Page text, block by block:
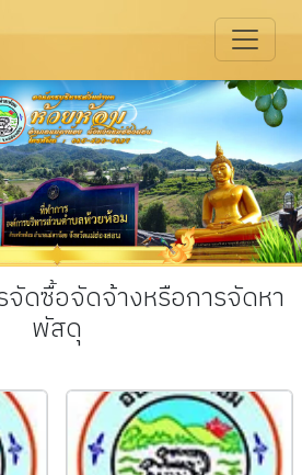
จัดซื้อจัดจ้างหรือการจัดหา
พัสดุ